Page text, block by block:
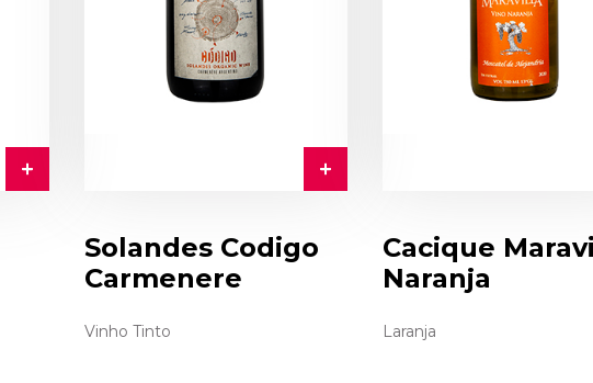
Solandes Codigo
Carmenere
Vinho Tinto
Cacique
Naranja
Laranja